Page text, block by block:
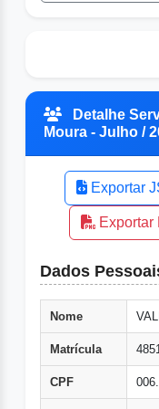
Detalhe
Moura - Julho /
Exportar
Exportar
Dados
Nome
Matrícula
CPF